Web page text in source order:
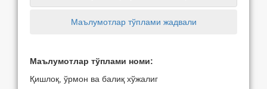
Маълумотлар тўплами жадвали
Маълумотлар тўплами номи:
Қишлоқ, ўрмон ва балиқ хўжалиг